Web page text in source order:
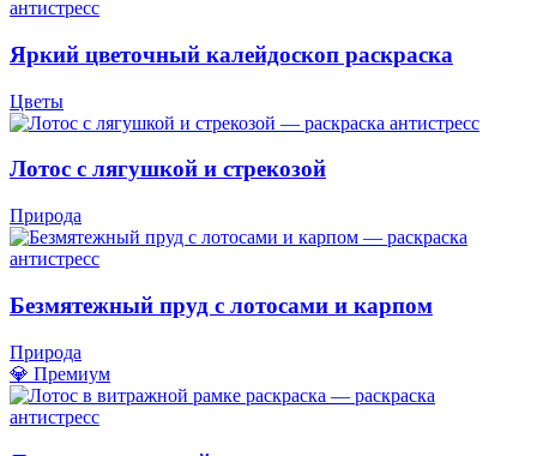
Яркий цветочный калейдоскоп раскраска
Цветы
Лотос с лягушкой и стрекозой
Природа
Безмятежный пруд с лотосами и карпом
Природа
💎 Премиум